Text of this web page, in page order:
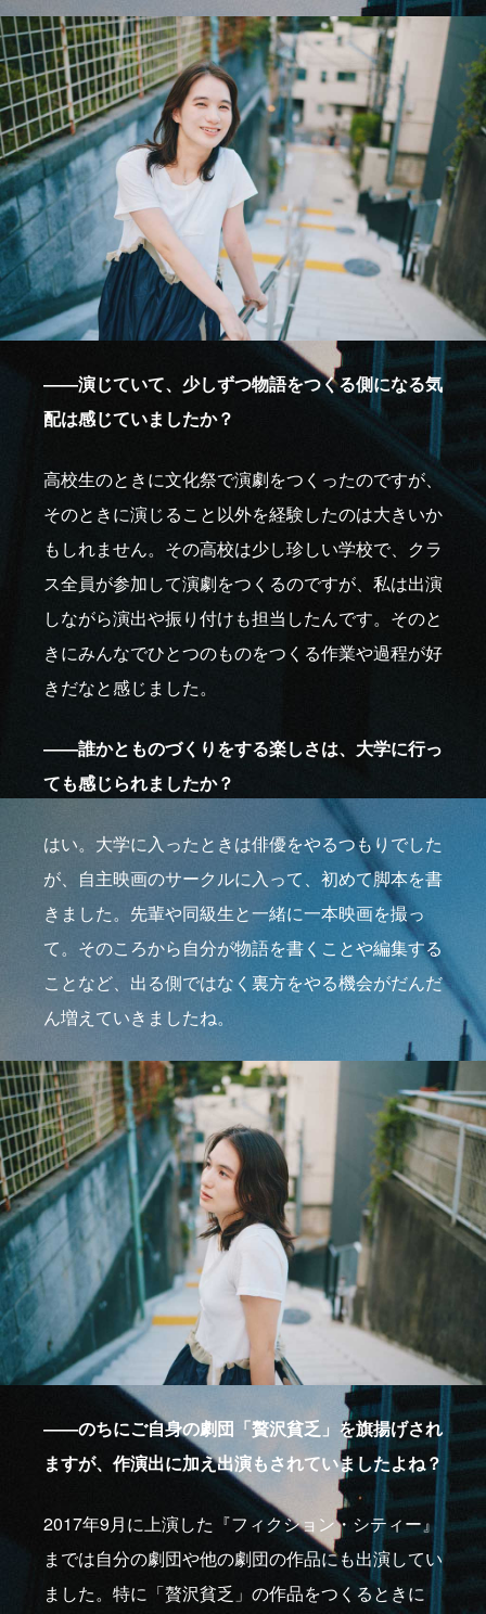
――演じていて、少しずつ物語をつくる側になる気
配は感じていましたか？
高校生のときに文化祭で演劇をつくったのですが、
そのときに演じること以外を経験したのは大きいか
もしれません。その高校は少し珍しい学校で、クラ
ス全員が参加して演劇をつくるのですが、私は出演
しながら演出や振り付けも担当したんです。そのと
きにみんなでひとつのものをつくる作業や過程が好
きだなと感じました。
――誰かとものづくりをする楽しさは、大学に行っ
ても感じられましたか？
はい。大学に入ったときは俳優をやるつもりでした
が、自主映画のサークルに入って、初めて脚本を書
きました。先輩や同級生と一緒に一本映画を撮っ
て。そのころから自分が物語を書くことや編集する
ことなど、出る側ではなく裏方をやる機会がだんだ
ん増えていきましたね。
――のちにご自身の劇団「贅沢貧乏」を旗揚げされ
ますが、作演出に加え出演もされていましたよね？
2017年9月に上演した『フィクション・シティー』
までは自分の劇団や他の劇団の作品にも出演してい
ました。特に「贅沢貧乏」の作品をつくるときに